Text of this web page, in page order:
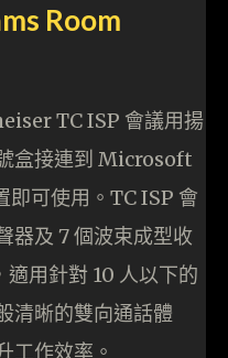
Room
TC ISP 會議用揚
盒接連到 Microsoft
可使用。TC ISP 會
器及 7 個波束成型收
適用針對 10 人以下的
清晰的雙向通話體
工作效率。